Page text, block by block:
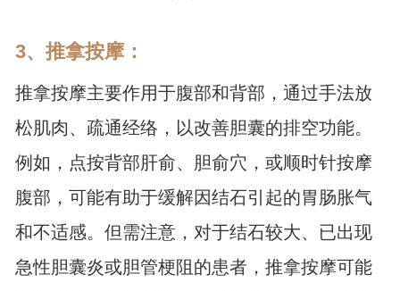
3、推拿按摩：
推拿按摩主要作用于腹部和背部，通过手法放
松肌肉、疏通经络，以改善胆囊的排空功能。
例如，点按背部肝俞、胆俞穴，或顺时针按摩
腹部，可能有助于缓解因结石引起的胃肠胀气
和不适感。但需注意，对于结石较大、已出现
急性胆囊炎或胆管梗阻的患者，推拿按摩可能